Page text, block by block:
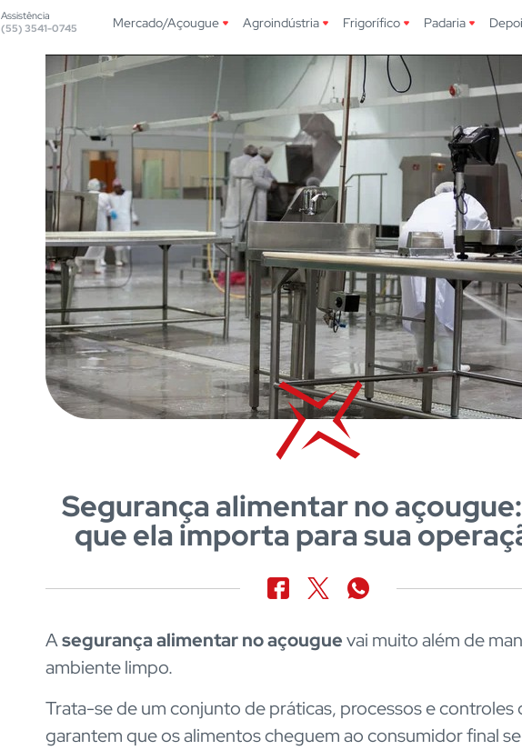
Assistência
(55) 3541-0745
Mercado/Açougue Agroindústria Frigorífico Padaria
Segurança alimentar no
que ela importa para sua
Asegurança alimentar no açouguevai muito além de
ambiente limpo.
Trata-se de um conjunto de práticas, processos e controles
garantem que os alimentos cheguem ao consumidor final